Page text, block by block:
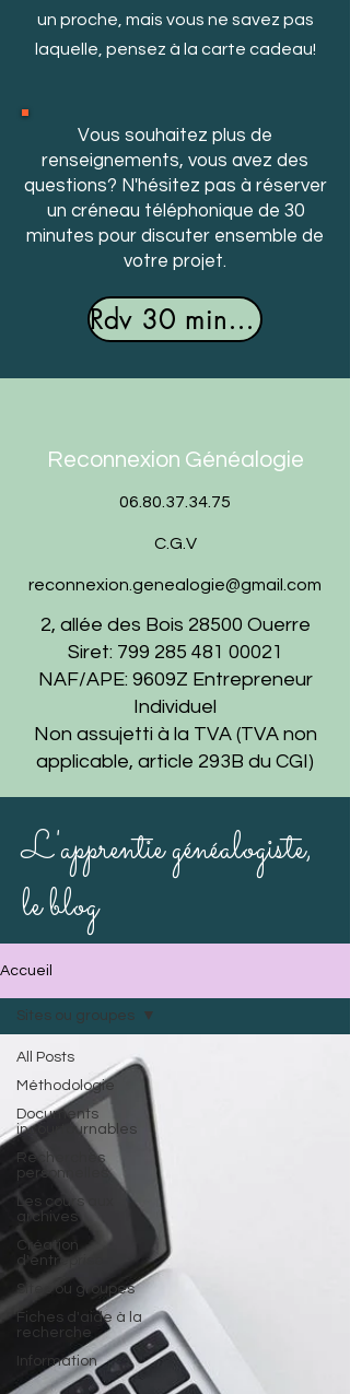
un proche, mais vous ne savez pas
laquelle, pensez à la carte cadeau!
Vous souhaitez plus de
renseignements, vous avez des
questions? N'hésitez pas à réserver
un créneau téléphonique de 30
minutes pour discuter ensemble de
votre projet.
Rdv 30 minutes
Reconnexion Généalogie
06.80.37.34.75
C.G.V
reconnexion.genealogie@gmail.com
2, allée des Bois 28500 Ouerre
Siret: 799 285 481 00021
NAF/APE: 9609Z Entrepreneur
Individuel
Non assujetti à la TVA (TVA non
applicable, article 293B du CGI)
L'apprentie généalogiste,
le blog
Accueil
All Posts
Méthodologie
Documents
incourtournables
Recherches
personnelles
Les cours aux
archives
Création
d'entreprise
Sites ou groupes
Fiches d'aide à la
recherche
Information
Sites ou groupes